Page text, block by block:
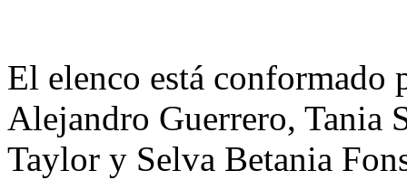
El elenco está
Alejandro Guerrero, Tania
Taylor y Selva Betania